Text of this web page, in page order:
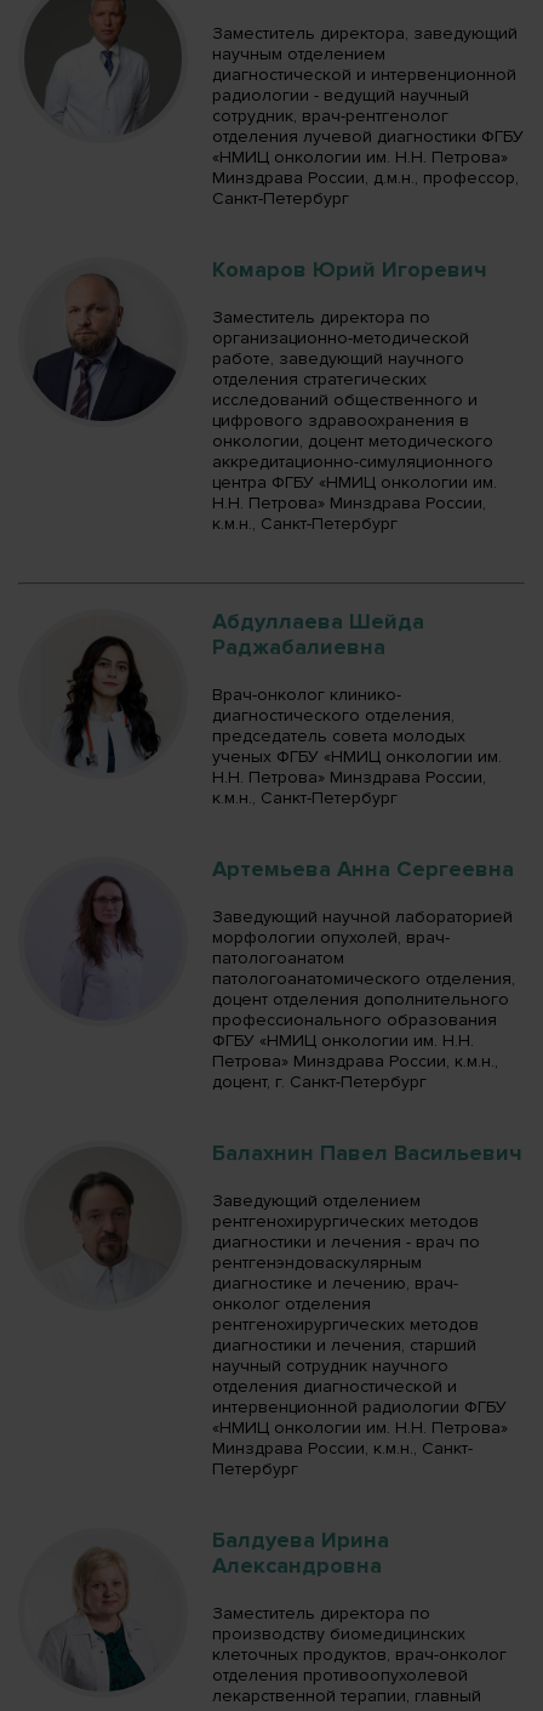
Заместитель директора, заведующий
научным отделением
диагностической и интервенционной
радиологии - ведущий научный
сотрудник, врач-рентгенолог
отделения лучевой диагностики ФГБУ
«НМИЦ онкологии им. Н.Н. Петрова»
Минздрава России, д.м.н., профессор,
Санкт-Петербург
Комаров Юрий Игоревич
Заместитель директора по
организационно-методической
работе, заведующий научного
отделения стратегических
исследований общественного и
цифрового здравоохранения в
онкологии, доцент методического
аккредитационно-симуляционного
центра ФГБУ «НМИЦ онкологии им.
Н.Н. Петрова» Минздрава России,
к.м.н., Санкт-Петербург
Абдуллаева Шейда
Раджабалиевна
Врач-онколог клинико-
диагностического отделения,
председатель совета молодых
ученых ФГБУ «НМИЦ онкологии им.
Н.Н. Петрова» Минздрава России,
к.м.н., Санкт-Петербург
Артемьева Анна Сергеевна
Заведующий научной лабораторией
морфологии опухолей, врач-
патологоанатом
патологоанатомического отделения,
доцент отделения дополнительного
профессионального образования
ФГБУ «НМИЦ онкологии им. Н.Н.
Петрова» Минздрава России, к.м.н.,
доцент, г. Санкт-Петербург
Балахнин Павел Васильевич
Заведующий отделением
рентгенохирургических методов
диагностики и лечения - врач по
рентгенэндоваскулярным
диагностике и лечению, врач-
онколог отделения
рентгенохирургических методов
диагностики и лечения, старший
научный сотрудник научного
отделения диагностической и
интервенционной радиологии ФГБУ
«НМИЦ онкологии им. Н.Н. Петрова»
Минздрава России, к.м.н., Санкт-
Петербург
Балдуева Ирина
Александровна
Заместитель директора по
производству биомедицинских
клеточных продуктов, врач-онколог
отделения противоопухолевой
лекарственной терапии, главный